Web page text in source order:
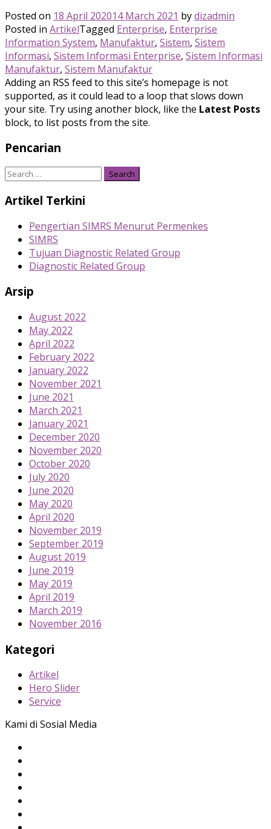
Posted on 18 April 202014 March 2021 bydizadmin
Posted in ArtikelTagged Enterprise, Enterprise
Information System, Manufaktur, Sistem, Sistem
Informasi, Sistem Informasi Enterprise, Sistem Informasi
Manufaktur, Sistem Manufaktur
Adding an RSS feed to this site’s homepage is not
supported, as it could lead to a loop that slows down
your site. Try using another block, like the Latest Posts
block, to list posts from the site.
Pencarian
Search
Artikel Terkini
Pengertian SIMRS Menurut Permenkes
SIMRS
Tujuan Diagnostic Related Group
Diagnostic Related Group
Arsip
August 2022
May 2022
April 2022
February 2022
January 2022
November 2021
June 2021
March 2021
January 2021
December 2020
November 2020
October 2020
July 2020
June 2020
May 2020
April 2020
November 2019
September 2019
August 2019
June 2019
May 2019
April 2019
March 2019
November 2016
Kategori
Artikel
Hero Slider
Service
Kami di Sosial Media